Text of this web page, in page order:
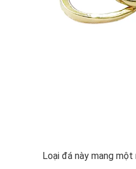
Loại đá này mang